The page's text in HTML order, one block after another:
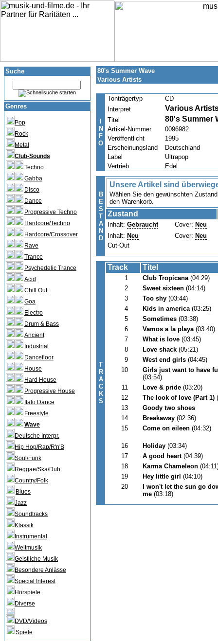
Suche
Genres
Pop
Rock
Metal
Club-Sounds
Techno
Gabba
Disco
Dance
Progressive Techno
Hardcore/Techno
Hardcore/Crossover
Rave
Trance
Psychedelic Trance
Acid
Chill Out
Goa
Electro
Drum & Bass
Ancient
Industrial
Dancefloor
House
Hard House
Progressive House
Italo Dance
Freestyle
Wave
Deutsche Interpr.
Hip Hop/Rap/R'n'B
Soul/Funk
Reggae/Ska/Dub
Country/Folk
Blues
Jazz
Soundtracks
Klassik
Instrumental
Weltmusik
Geistliche Musik
Besondere Anlässe
Special Interest
Hörspiele
Diverse
DVD/Videos
Spiele
80's Summer Wave
Various Artists
N
F
O
Tonträgertyp
CD
Interpret
Various
Titel 80's Summer
Artikel-Nummer
0096982
Veröffentlicht
1995
Erscheinungsland
Deutschland
Label
Ultrapop
Vertrieb
Edel
B
E
S
T
A
N
D
Unsere Artikel sind
Wählen Sie den gewünschten
den Warenkorb.
Zustand
Inhalt: Gebraucht Cover: Neu
Inhalt: Neu Cover: Neu
Cut-Out
T
R
A
C
K
S
Track Titel
1 Club Tropicana (04:29)
2
Sweet sixteen (04:14)
3
Too shy (03:44)
4
Kids in america (03:25)
5
Sometimes (03:38)
6
Vamos a la playa (03:40)
7
What is love (03:45)
8
Love shack (05:21)
9
West end girls (04:45)
10
Girls just want to have
(03:54)
11
Love & pride (03:20)
12
The look of love (Part 1)
13
Goody two shoes
14
Breakaway (02:36)
15
Come on eileen (04:32)
16 Holiday (03:34)
17
A good heart (04:39)
18
Karma Chameleon
19
Hey little girl (04:10)
20
I won't let the sun go
me (03:18)